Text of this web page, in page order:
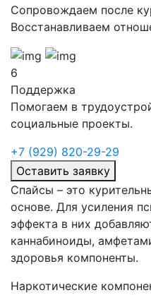
Сопровождаем после
Восстанавливаем
6
Поддержка
Помогаем в
социальные проекты.
+7 (929) 820-29-29
Оставить заявку
Спайсы – это
основе. Для усиления
эффекта в них
каннабиноиды,
здоровья компоненты.
Наркотические